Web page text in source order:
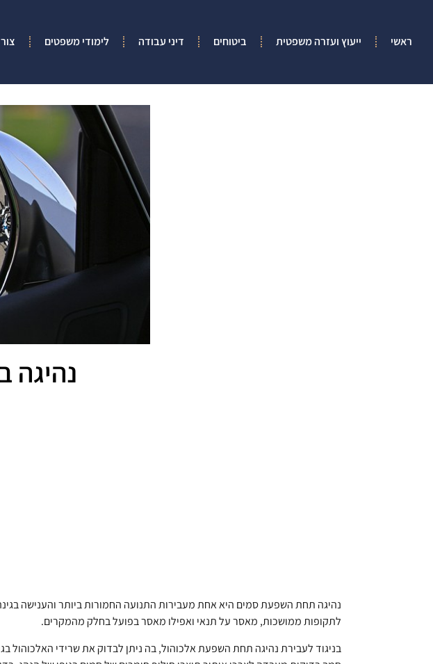
ראשי ייעוץ ועזרה משפטית ביטוחים דיני עבודה לימודי משפטים
נהיגה תחת השפעת סמים היא אחת מעבירות התנועה החמורות ביותר והענישה
לתקופות ממושכות, מאסר על תנאי ואפילו מאסר בפועל בחלק מהמקרים.
בניגוד לעבירת נהיגה תחת השפעת אלכוהול, בה ניתן לבדוק את שרידי האלכוהול